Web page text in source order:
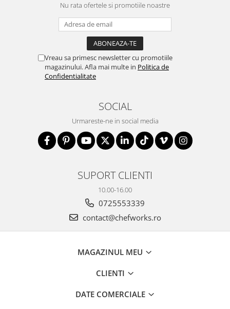
Nu rata ofertele si promotiile noastre
Vreau sa primesc newsletter cu promotiile
magazinului. Afla mai multe in Politica de
Confidentialitate
SOCIAL
Urmareste-ne in social media
SUPORT CLIENTI
10.00-16.00
0725553339
contact@chefworks.ro
MAGAZINUL MEU
CLIENTI
DATE COMERCIALE